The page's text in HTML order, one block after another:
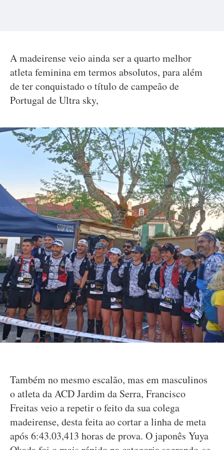
A madeirense veio ainda ser a quarto melhor
atleta feminina em termos absolutos, para além
de ter conquistado o título de campeão de
Portugal de Ultra sky,
Também no mesmo escalão, mas em masculinos
o atleta da ACD Jardim da Serra, Francisco
Freitas veio a repetir o feito da sua colega
madeirense, desta feita ao cortar a linha de meta
após 6:43.03,413 horas de prova. O japonês Yuya